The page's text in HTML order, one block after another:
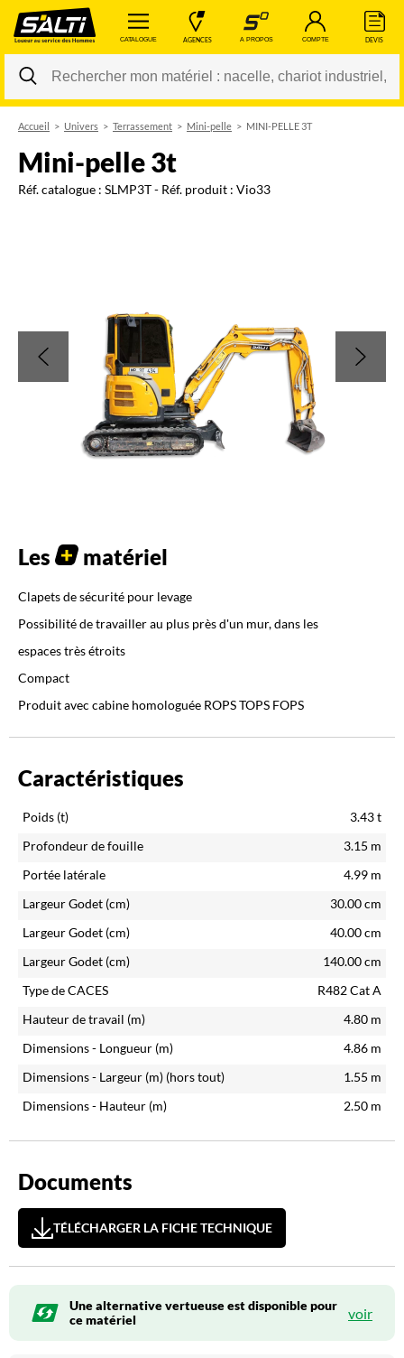
CATALOGUE AGENCES A PROPOS COMPTE DEVIS
Changer
Accueil Univers Terrassement Mini-pelle MINI-PELLE 3T
mini-pelle 3t
Réf. catalogue : SLMP3T- Réf. produit : Vio33
Les matériel
Clapets de sécurité pour levage
Possibilité de travailler au plus près d'un mur, dans les
espaces très étroits
Compact
Produit avec cabine homologuée ROPS TOPS FOPS
Caractéristiques
Poids (t) 3.43t
Profondeur de fouille
3.15 m
Portée latérale
4.99 m
Largeur Godet (cm)
30.00cm
Largeur Godet (cm)
40.00cm
Largeur Godet (cm)
140.00cm
Type de CACES
R482 Cat A
Hauteur de travail (m)
4.80 m
Dimensions - Longueur (m)
4.86 m
Dimensions - Largeur (m) (hors tout) 1.55 m
Dimensions - Hauteur (m)
2.50 m
Documents
TÉLÉCHARGER LA FICHE TECHNIQUE
Une alternative vertueuse est disponible pour
ce matériel
voir